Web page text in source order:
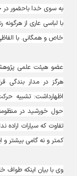
به سوی خدا باحضور در
با لباسی عاری از
خاص و همگانی. با
عضو هیئت علمی
هرگز در مدار بندگی
اظهارداشت: تشبیه
حول خورشید در
تفاوت که سیارات اراده
کمتر و نه گامی بیشتر و
وی با بیان اینکه